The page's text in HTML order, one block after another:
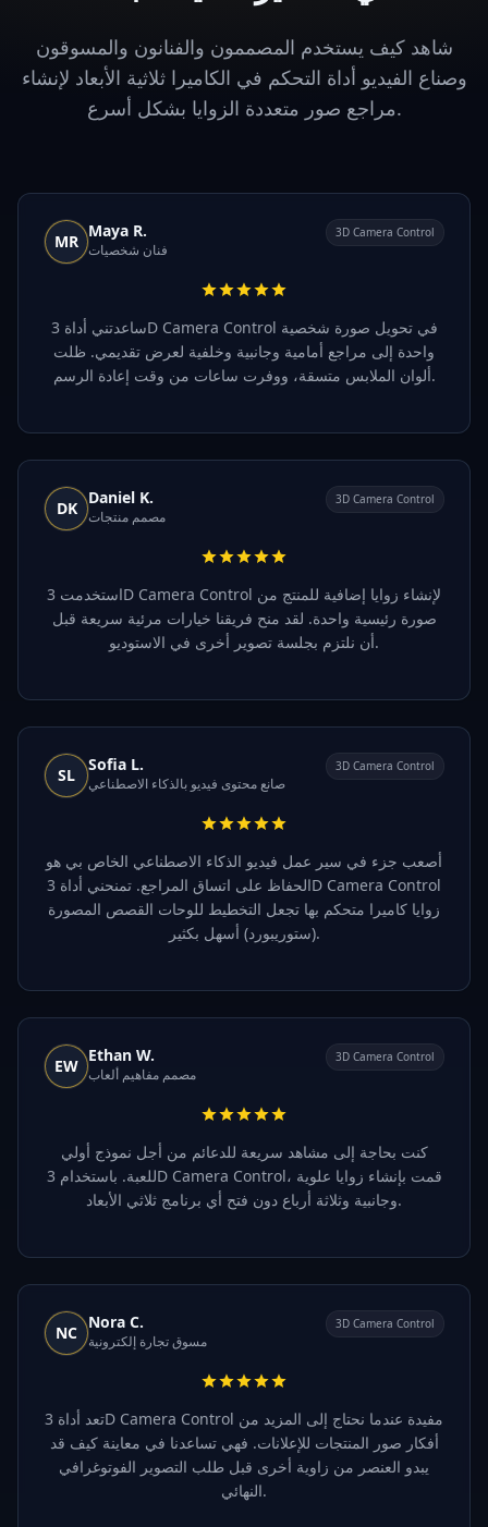
شاهد كيف يستخدم المصممون والفنانون والمسوقون
وصناع الفيديو أداة التحكم في الكاميرا ثلاثية الأبعاد لإنشاء
مراجع صور متعددة الزوايا بشكل أسرع.
MR
Maya R.
فنان شخصيات
3D Camera Control
ساعدتني أداة 3D Camera Control في تحويل صورة شخصية
واحدة إلى مراجع أمامية وجانبية وخلفية لعرض تقديمي. ظلت
ألوان الملابس متسقة، ووفرت ساعات من وقت إعادة الرسم.
DK
Daniel K.
مصمم منتجات
3D Camera Control
استخدمت 3D Camera Control لإنشاء زوايا إضافية للمنتج من
صورة رئيسية واحدة. لقد منح فريقنا خيارات مرئية سريعة قبل
أن نلتزم بجلسة تصوير أخرى في الاستوديو.
SL
Sofia L.
صانع محتوى فيديو بالذكاء الاصطناعي
3D Camera Control
أصعب جزء في سير عمل فيديو الذكاء الاصطناعي الخاص بي هو
الحفاظ على اتساق المراجع. تمنحني أداة 3D Camera Control
زوايا كاميرا متحكم بها تجعل التخطيط للوحات القصص المصورة
(ستوريبورد) أسهل بكثير.
EW
Ethan W.
مصمم مفاهيم ألعاب
3D Camera Control
كنت بحاجة إلى مشاهد سريعة للدعائم من أجل نموذج أولي
للعبة. باستخدام 3D Camera Control، قمت بإنشاء زوايا علوية
وجانبية وثلاثة أرباع دون فتح أي برنامج ثلاثي الأبعاد.
NC
Nora C.
مسوق تجارة إلكترونية
3D Camera Control
تعد أداة 3D Camera Control مفيدة عندما نحتاج إلى المزيد من
أفكار صور المنتجات للإعلانات. فهي تساعدنا في معاينة كيف قد
يبدو العنصر من زاوية أخرى قبل طلب التصوير الفوتوغرافي
النهائي.